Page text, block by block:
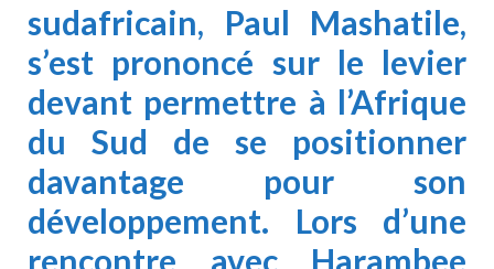
sudafricain, Paul Mashatile,
s’est prononcé sur le levier
devant permettre à l’Afrique
du Sud de se positionner
davantage pour son
développement. Lors d’une
rencontre avec Harambee